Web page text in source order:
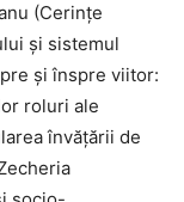
(Cerințe
și sistemul
și înspre viitor:
roluri ale
învățării de